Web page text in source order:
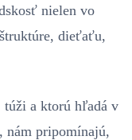
nielen vo
dieťaťu,
túži a ktorú hľadá v
nám pripomínajú,